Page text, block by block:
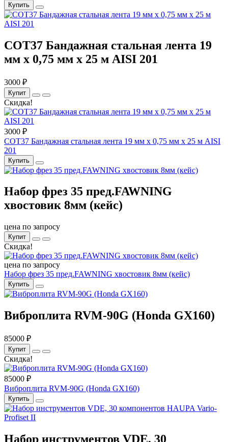
Купить
COT37 Бандажная стальная лента 19
мм x 0,75 мм x 25 м AISI 201
3000 ₽
Купит
Скидка!
3000 ₽
COT37 Бандажная стальная лента 19 мм x 0,75 мм x 25 м AISI
201
Купить
Набор фрез 35 пред.FAWNING
хвостовик 8мм (кейс)
цена по запросу
Купит
Скидка!
цена по запросу
Набор фрез 35 пред.FAWNING хвостовик 8мм (кейс)
Купить
Виброплита RVM-90G (Honda GX160)
85000 ₽
Купит
Скидка!
85000 ₽
Виброплита RVM-90G (Honda GX160)
Купить
Набор инструментов VDE, 30